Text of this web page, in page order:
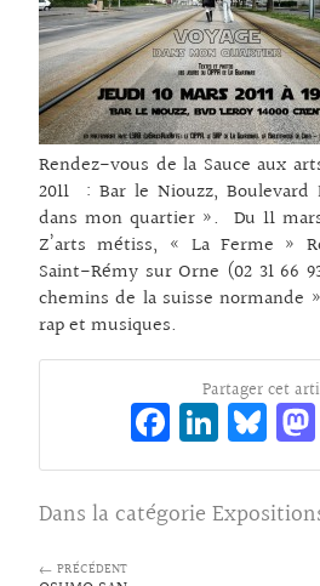
Rendez-vous de la Sauce aux
2011 : Bar le Niouzz, Boulevard
dans mon quartier ». Du 11
Z’arts métiss, « La Ferme »
Saint-Rémy sur Orne (02 31 66
chemins de la suisse normande
rap et musiques.
Partager cet
Fa
ce
bo
o
Li
n
ke
dI
Bl
ue
sk
y
Dans la catégorie
← PRÉCÉDENT